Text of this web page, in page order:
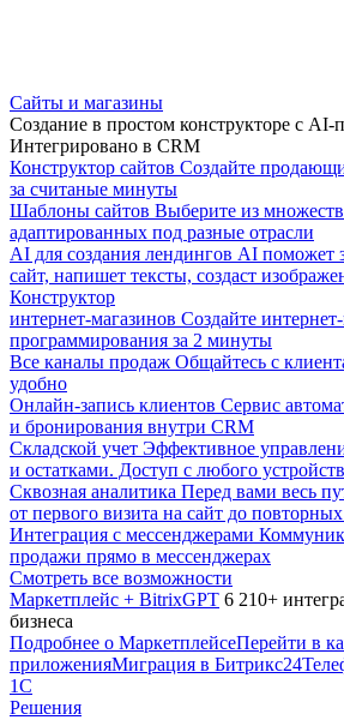
Сайты и магазины
Создание в простом конструкторе с
Интегрировано в CRM
Конструктор сайтов Создайте
за считаные минуты
Шаблоны сайтов Выберите из
адаптированных под разные отрасли
AI для создания лендингов AI поможет
сайт, напишет тексты, создаст
Конструктор
интернет-магазинов Создайте
программирования за 2 минуты
Все каналы продаж Общайтесь с
удобно
Онлайн-запись клиентов Сервис
и бронирования внутри CRM
Складской учет Эффективное
и остатками. Доступ с любого
Сквозная аналитика Перед вами весь
от первого визита на сайт до
Интеграция с мессенджерами
продажи прямо в мессенджерах
Смотреть все возможности
Маркетплейс + BitrixGPT 6 210+
бизнеса
Подробнее о МаркетплейсеПерейти в
приложенияМиграция в Битрикс24
1С
Решения